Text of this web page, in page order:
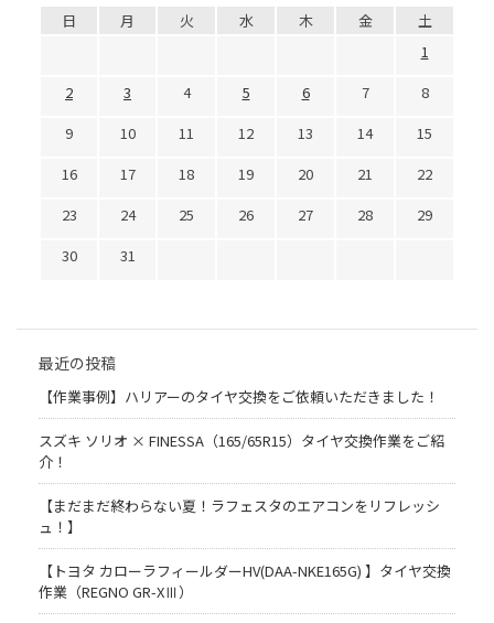
日 月 火 水 木 金
土
1
2
3 4 5 6 7
8
9
10 11 12 13 14
15
16
17 18 19 20 21
22
23
24 25 26 27 28
29
30
31
最近の投稿
【作業事例】ハリアーのタイヤ交換をご依頼いただきました！
スズキ ソリオ × FINESSA（165/65R15）タイヤ交換作業をご紹
介！
【まだまだ終わらない夏！ラフェスタのエアコンをリフレッシ
ュ！】
【トヨタ カローラフィールダーHV(DAA-NKE165G) 】タイヤ交換
作業（REGNO GR-XⅢ）